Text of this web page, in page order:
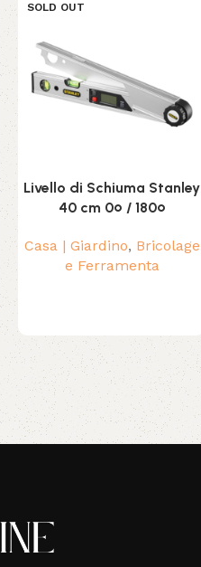
SOLD OUT
Livello di Schiuma Stanley
40 cm 0º / 180º
Casa | Giardino, Bricolage
e Ferramenta